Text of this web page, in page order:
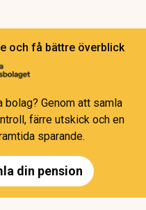
och få bättre överblick
Genom att samla
färre utskick och en
sparande.
din pension